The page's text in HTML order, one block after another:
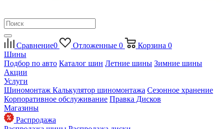
Сравнение0 Отложенные 0 Корзина 0
Шины
Подбор по авто Каталог шин Летние шины Зимние шины
Акции
Услуги
Шиномонтаж Калькулятор шиномонтажа Сезонное хранение
Корпоративное обслуживание Правка Дисков
Магазины
Распродажа